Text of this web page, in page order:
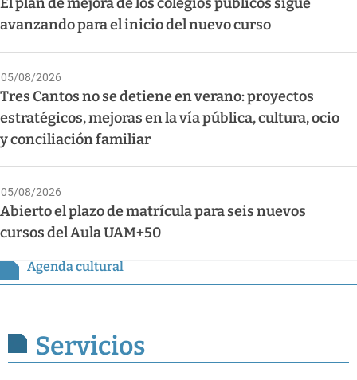
avanzando para el inicio del nuevo curso
05/08/2026
Tres Cantos no se detiene en verano: proyectos
estratégicos, mejoras en la vía pública, cultura, ocio
y conciliación familiar
05/08/2026
Abierto el plazo de matrícula para seis nuevos
cursos del Aula UAM+50
Agenda cultural
Servicios